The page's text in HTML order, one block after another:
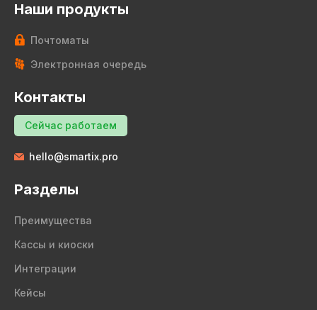
Наши продукты
Почтоматы
Электронная очередь
Контакты
Сейчас работаем
hello@smartix.pro
Разделы
Преимущества
Кассы и киоски
Интеграции
Кейсы